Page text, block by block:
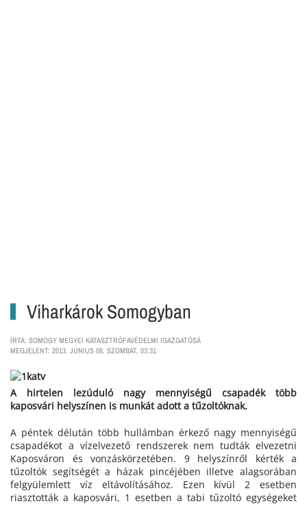
Viharkárok Somogyban
ÍRTA: SOMOGY MEGYEI KATASZTRÓFAVÉDELMI IGAZGATÓSÁ
MEGJELENT: 2013. JÚNIUS 08. SZOMBAT, 03:31
A hirtelen lezúduló nagy mennyiségű csapadék több
kaposvári helyszínen is munkát adott a tűzoltóknak.
A péntek délután több hullámban érkező nagy mennyiségű
csapadékot a vízelvezető rendszerek nem tudták elvezetni
Kaposváron és vonzáskörzetében. 9 helyszínről kérték a
tűzoltók segítségét a házak pincéjében illetve alagsorában
felgyülemlett víz eltávolításához. Ezen kívül 2 esetben
riasztották a kaposvári, 1 esetben a tabi tűzoltó egységeket